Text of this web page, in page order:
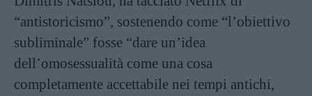
“antistoricismo”, sostenendo come “l’obiettivo
subliminale” fosse “dare un’idea
dell’omosessualità come una cosa
completamente accettabile nei tempi antichi,